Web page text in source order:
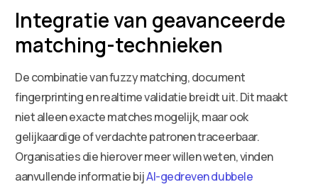
Integratie van geavanceerde
matching-technieken
De combinatie van fuzzy matching, document
fingerprinting en realtime validatie breidt uit. Dit maakt
niet alleen exacte matches mogelijk, maar ook
gelijkaardige of verdachte patronen traceerbaar.
Organisaties die hierover meer willen weten, vinden
aanvullende informatie bijAI-gedreven dubbele